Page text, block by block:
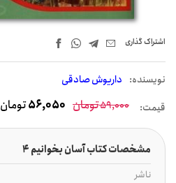
اشتراک‌ گذاری
نويسنده: داریوش صادقی
قیمت: 59,000تومان 56,050تومان
مشخصات کتاب آسان بخوانیم 4
ناشر